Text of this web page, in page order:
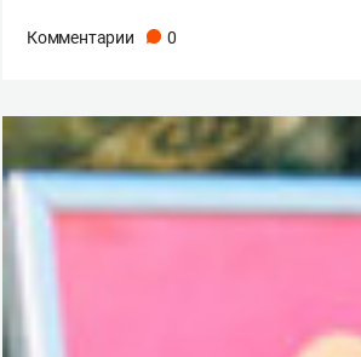
Комментарии 0